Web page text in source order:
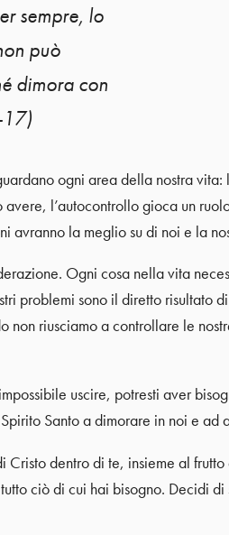
sempre, lo
può
dimora con
ogni area della nostra vita:
l’autocontrollo gioca un
avranno la meglio su di noi e la
Ogni cosa nella vita
problemi sono il diretto risultato
riusciamo a controllare le
uscire, potresti aver
Santo a dimorare in noi e ad
dentro di te, insieme al frutto
ciò di cui hai bisogno. Decidi